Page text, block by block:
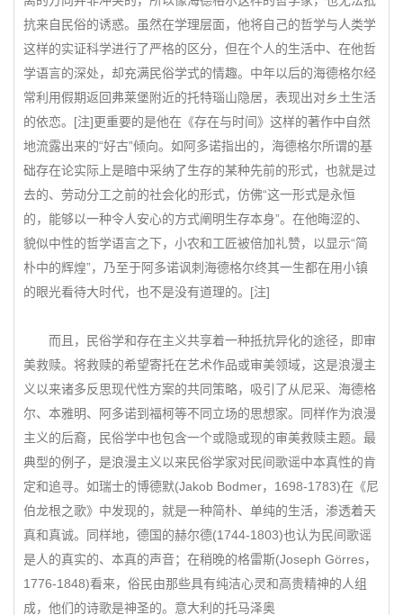
抗来自民俗的诱惑。虽然在学理层面，他将自己的哲学与人类学
这样的实证科学进行了严格的区分，但在个人的生活中、在他哲
学语言的深处，却充满民俗学式的情趣。中年以后的海德格尔经
常利用假期返回弗莱堡附近的托特瑙山隐居，表现出对乡土生活
的依恋。[注]更重要的是他在《存在与时间》这样的著作中自然
地流露出来的“好古”倾向。如阿多诺指出的，海德格尔所谓的基
础存在论实际上是暗中采纳了生存的某种先前的形式，也就是过
去的、劳动分工之前的社会化的形式，仿佛“这一形式是永恒
的，能够以一种令人安心的方式阐明生存本身”。在他晦涩的、
貌似中性的哲学语言之下，小农和工匠被倍加礼赞，以显示“简
朴中的辉煌”，乃至于阿多诺讽刺海德格尔终其一生都在用小镇
的眼光看待大时代，也不是没有道理的。[注]
而且，民俗学和存在主义共享着一种抵抗异化的途径，即审
美救赎。将救赎的希望寄托在艺术作品或审美领域，这是浪漫主
义以来诸多反思现代性方案的共同策略，吸引了从尼采、海德格
尔、本雅明、阿多诺到福柯等不同立场的思想家。同样作为浪漫
主义的后裔，民俗学中也包含一个或隐或现的审美救赎主题。最
典型的例子，是浪漫主义以来民俗学家对民间歌谣中本真性的肯
定和追寻。如瑞士的博德默(Jakob Bodmer，1698-1783)在《尼
伯龙根之歌》中发现的，就是一种简朴、单纯的生活，渗透着天
真和真诚。同样地，德国的赫尔德(1744-1803)也认为民间歌谣
是人的真实的、本真的声音；在稍晚的格雷斯(Joseph Görres，
1776-1848)看来，俗民由那些具有纯洁心灵和高贵精神的人组
成，他们的诗歌是神圣的。意大利的托马泽奥